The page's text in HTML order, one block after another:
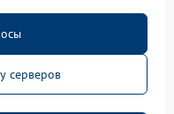
серверов